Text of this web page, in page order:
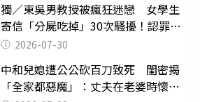
獨／東吳男教授被瘋狂迷戀 女學生
寄信「分屍吃掉」30次騷擾！認罪免
關 2026-07-30
中和兒媳遭公公砍百刀致死 閨密揭
「全家都惡魔」：丈夫在老婆時懷孕